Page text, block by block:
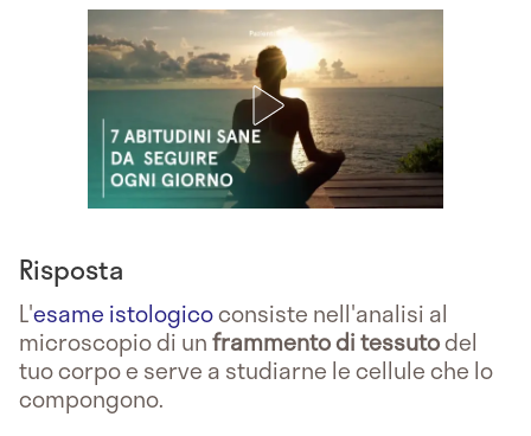
Risposta
L'esame istologicoconsiste nell'analisi al
microscopio di unframmento di tessutodel
tuo corpo e serve a studiarne le cellule che lo
compongono.